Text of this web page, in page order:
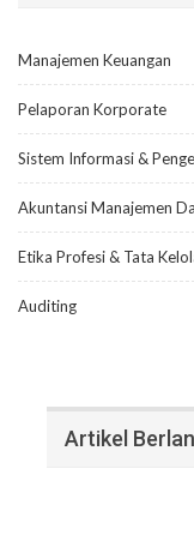
Manajemen Keuangan
Pelaporan Korporate
Sistem Informasi &
Akuntansi Manajemen
Etika Profesi & Tata
Auditing
Artikel